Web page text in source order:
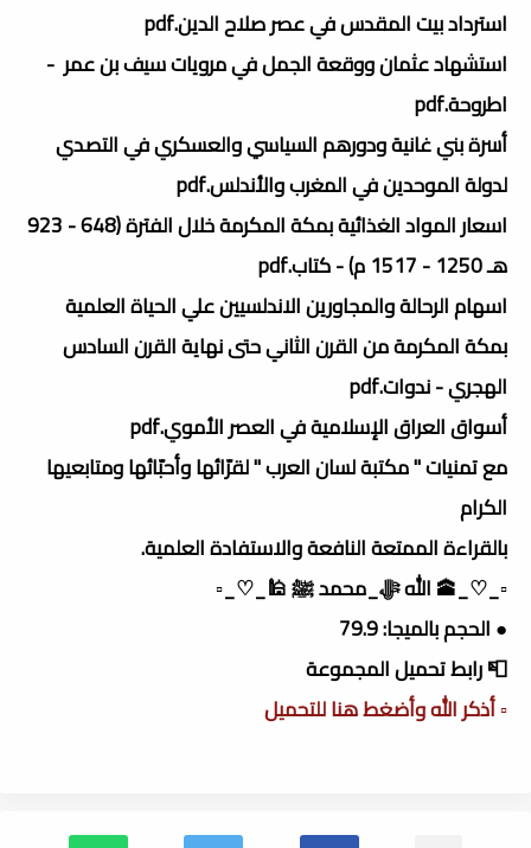
استرداد بيت المقدس في عصر صلاح الدين.pdf
استشهاد عثمان ووقعة الجمل في مرويات سيف بن عمر -
اطروحة.pdf
أسرة بني غانية ودورهم السياسي والعسكري في التصدي
لدولة الموحدين في المغرب والأندلس.pdf
اسعار المواد الغذائية بمكة المكرمة خلال الفترة (648 - 923
هـ 1250 - 1517 م) - كتاب.pdf
اسهام الرحالة والمجاورين الاندلسيين علي الحياة العلمية
بمكة المكرمة من القرن الثاني حتى نهاية القرن السادس
الهجري - ندوات.pdf
أسواق العراق الإسلامية في العصر الأموي.pdf
مع تمنيات " مكتبة لسان العرب " لقرّائها وأحبّائها ومتابعيها
الكرام
بالقراءة الممتعة النافعة والاستفادة العلمية.
▫️_♡_🕋 الله ﷻ_محمد ﷺ 🕌_♡_▫️
● الحجم بالميجا: 79.9
📮 رابط تحميل المجموعة
▫️ أذكر الله وأضغط هنا للتحميل